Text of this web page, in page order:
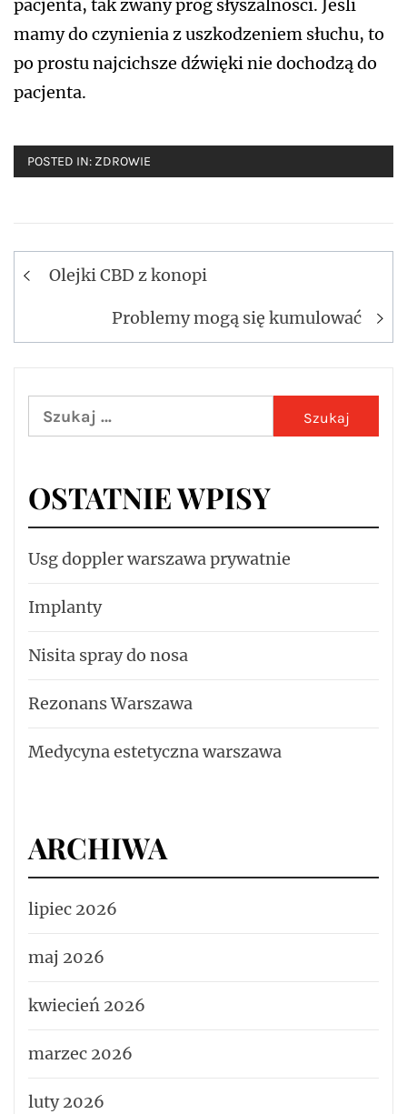
pacjenta, tak zwany próg słyszalności. Jeśli
mamy do czynienia z uszkodzeniem słuchu, to
po prostu najcichsze dźwięki nie dochodzą do
pacjenta.
POSTED IN: ZDROWIE
Nawigacja
wpisu
Olejki CBD z konopi
Problemy mogą się kumulować
Szukaj:
OSTATNIE WPISY
Usg doppler warszawa prywatnie
Implanty
Nisita spray do nosa
Rezonans Warszawa
Medycyna estetyczna warszawa
ARCHIWA
lipiec 2026
maj 2026
kwiecień 2026
marzec 2026
luty 2026